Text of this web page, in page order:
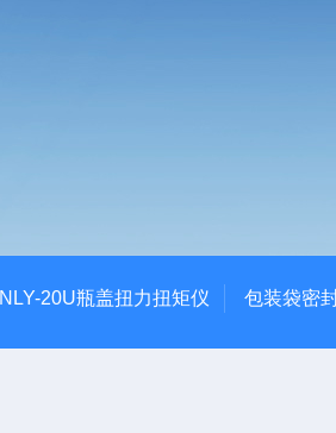
NLY-20U瓶盖扭力扭矩仪 包装袋密